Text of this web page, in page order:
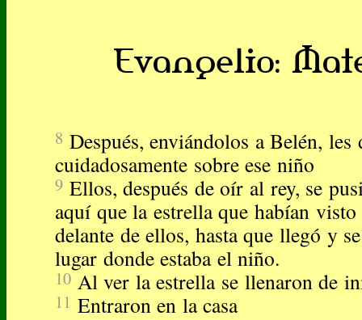
Evangelio:
8 Después, enviándolos a Belén,
cuidadosamente sobre ese niño
9 Ellos, después de oír al rey, se
aquí que la estrella que habían
delante de ellos, hasta que llegó y
lugar donde estaba el niño.
10 Al ver la estrella se llenaron de
11 Entraron en la casa